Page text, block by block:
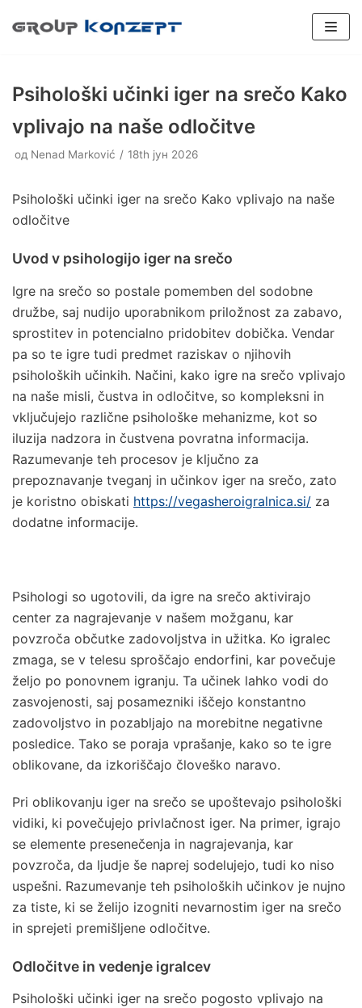
Скочи
SPORTSKI PODOVI
Plexicushion Tournament
PU Sport Systems
PVC Sport Systems
Veštačka trava
Prirodna trava za tenis
Naxos
Patmos
Top Clay i Top Sand
INDUSTRIJSKI PODOVI
Epoksidni podovi
Poliuretanski podovi
PADEL TERENI
REPARACIJE
KONSALTING
Veštačka trava
Boja terena
Flexipadel
Prenosivi teren
Konsalting
Psihološki učinki iger na srečo Kako
vplivajo na naše odločitve
од Nenad Marković 18th јун 2026
Psihološki učinki iger na srečo Kako vplivajo na naše
odločitve
Uvod v psihologijo iger na srečo
Igre na srečo so postale pomemben del sodobne
družbe, saj nudijo uporabnikom priložnost za zabavo,
sprostitev in potencialno pridobitev dobička. Vendar
pa so te igre tudi predmet raziskav o njihovih
psiholoških učinkih. Načini, kako igre na srečo vplivajo
na naše misli, čustva in odločitve, so kompleksni in
vključujejo različne psihološke mehanizme, kot so
iluzija nadzora in čustvena povratna informacija.
Razumevanje teh procesov je ključno za
prepoznavanje tveganj in učinkov iger na srečo, zato
je koristno obiskati https://vegasheroigralnica.si/ za
dodatne informacije.
Psihologi so ugotovili, da igre na srečo aktivirajo
center za nagrajevanje v našem možganu, kar
povzroča občutke zadovoljstva in užitka. Ko igralec
zmaga, se v telesu sproščajo endorfini, kar povečuje
željo po ponovnem igranju. Ta učinek lahko vodi do
zasvojenosti, saj posamezniki iščejo konstantno
zadovoljstvo in pozabljajo na morebitne negativne
posledice. Tako se poraja vprašanje, kako so te igre
oblikovane, da izkoriščajo človeško naravo.
Pri oblikovanju iger na srečo se upoštevajo psihološki
vidiki, ki povečujejo privlačnost iger. Na primer, igrajo
se elemente presenečenja in nagrajevanja, kar
povzroča, da ljudje še naprej sodelujejo, tudi ko niso
uspešni. Razumevanje teh psiholoških učinkov je nujno
za tiste, ki se želijo izogniti nevarnostim iger na srečo
in sprejeti premišljene odločitve.
Odločitve in vedenje igralcev
Psihološki učinki iger na srečo pogosto vplivajo na